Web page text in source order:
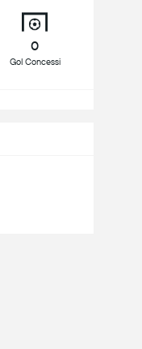
0
Gol Concessi